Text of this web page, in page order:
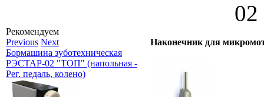
Рекомендуем
Previous Next
Бормашина зуботехническая
РЭСТАР-02 "ТОП" (напольная -
Рег. педаль, колено)
Наконечник для